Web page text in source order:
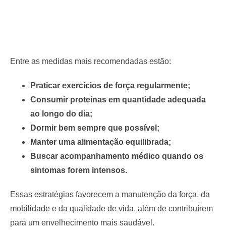
Entre as medidas mais recomendadas estão:
Praticar exercícios de força regularmente;
Consumir proteínas em quantidade adequada
ao longo do dia;
Dormir bem sempre que possível;
Manter uma alimentação equilibrada;
Buscar acompanhamento médico quando os
sintomas forem intensos.
Essas estratégias favorecem a manutenção da força, da
mobilidade e da qualidade de vida, além de contribuírem
para um envelhecimento mais saudável.